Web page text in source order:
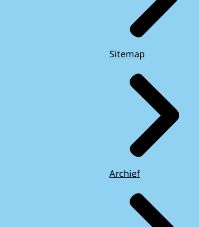
Sitemap
Archief